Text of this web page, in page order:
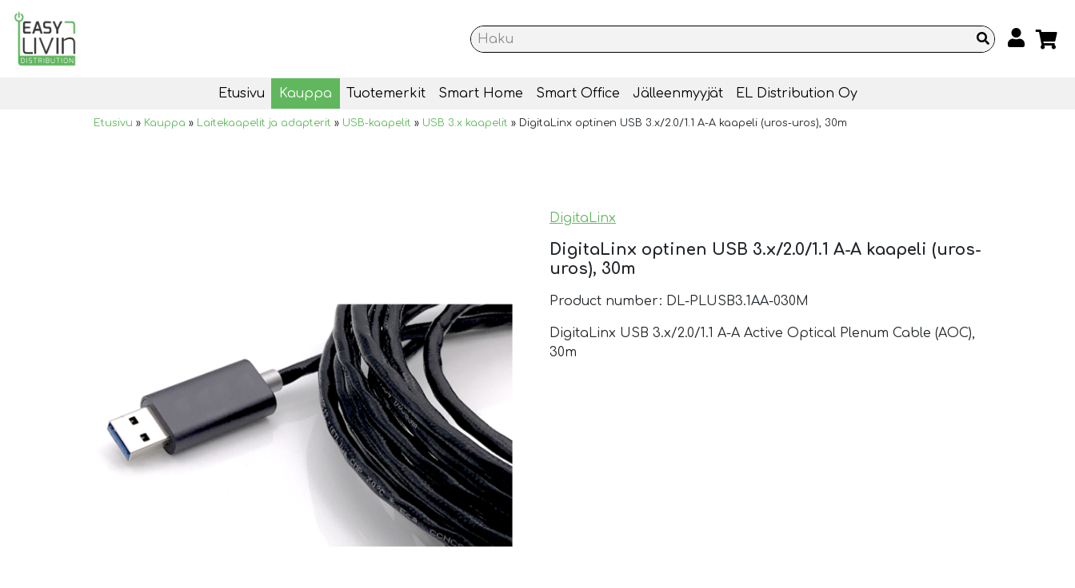
Etusivu Kauppa Tuotemerkit Smart Home Smart Office Jälleenmyyjät EL Distribution Oy
Etusivu » Kauppa » Laitekaapelit ja adapterit » USB-kaapelit » USB 3.x kaapelit » DigitaLinx optinen USB 3.x/2.0/1.1 A-A kaapeli (uros-uros), 30m
DigitaLinx
DigitaLinx optinen USB 3.x/2.0/1.1 A-A kaapeli (uros-
uros), 30m
Product number: DL-PLUSB3.1AA-030M
DigitaLinx USB 3.x/2.0/1.1 A-A Active Optical Plenum Cable (AOC),
30m